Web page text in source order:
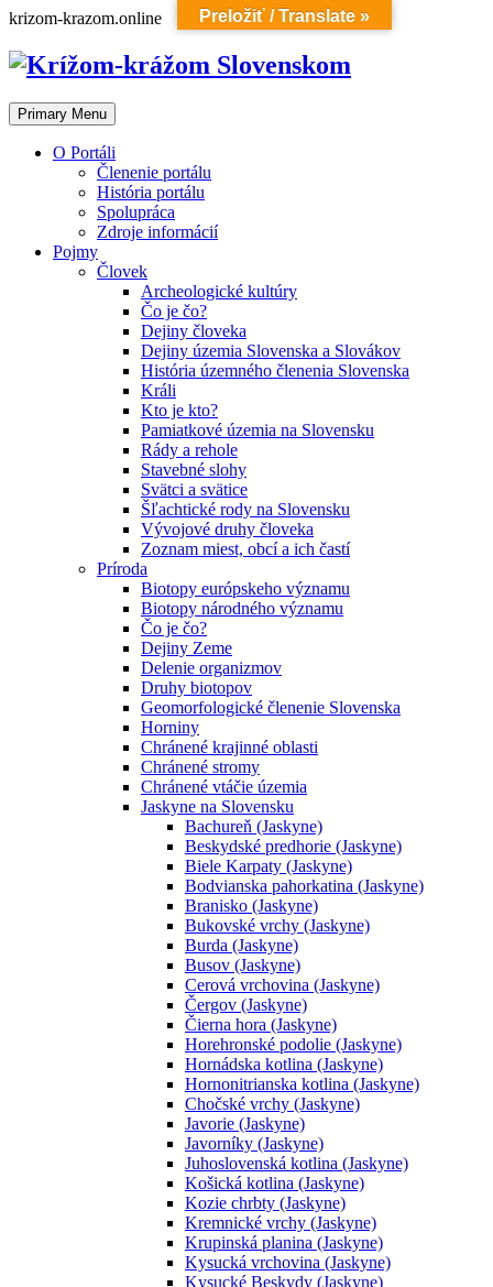
Skip
content
krizom-krazom.online
Primary Menu
O Portáli
Členenie portálu
História portálu
Spolupráca
Zdroje informácií
Pojmy
Človek
Archeologické kultúry
Čo je čo?
Dejiny človeka
Dejiny územia Slovenska a Slovákov
História územného členenia Slovenska
Králi
Kto je kto?
Pamiatkové územia na Slovensku
Rády a rehole
Stavebné slohy
Svätci a svätice
Šľachtické rody na Slovensku
Vývojové druhy človeka
Zoznam miest, obcí a ich častí
Príroda
Biotopy európskeho významu
Biotopy národného významu
Čo je čo?
Dejiny Zeme
Delenie organizmov
Druhy biotopov
Geomorfologické členenie Slovenska
Horniny
Chránené krajinné oblasti
Chránené stromy
Chránené vtáčie územia
Jaskyne na Slovensku
Bachureň (Jaskyne)
Beskydské predhorie (Jaskyne)
Biele Karpaty (Jaskyne)
Bodvianska pahorkatina (Jaskyne)
Branisko (Jaskyne)
Bukovské vrchy (Jaskyne)
Burda (Jaskyne)
Busov (Jaskyne)
Cerová vrchovina (Jaskyne)
Čergov (Jaskyne)
Čierna hora (Jaskyne)
Horehronské podolie (Jaskyne)
Hornádska kotlina (Jaskyne)
Hornonitrianska kotlina (Jaskyne)
Chočské vrchy (Jaskyne)
Javorie (Jaskyne)
Javorníky (Jaskyne)
Juhoslovenská kotlina (Jaskyne)
Košická kotlina (Jaskyne)
Kozie chrbty (Jaskyne)
Kremnické vrchy (Jaskyne)
Krupinská planina (Jaskyne)
Kysucká vrchovina (Jaskyne)
Kysucké Beskydy (Jaskyne)
Preložiť / Translate »